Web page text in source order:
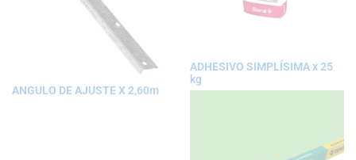
ANGULO DE AJUSTE X 2,60m
ADHESIVO SIMPLÍSIMA x 25
kg